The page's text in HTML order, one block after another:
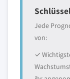
Jede
von:
✓